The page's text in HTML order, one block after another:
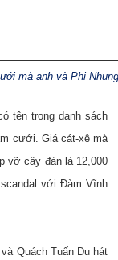
mà anh và Phi
tên trong danh sách
cưới. Giá cát-xê mà
vỡ cây đàn là 12,000
với Đàm Vĩnh
Quách Tuấn Du hát